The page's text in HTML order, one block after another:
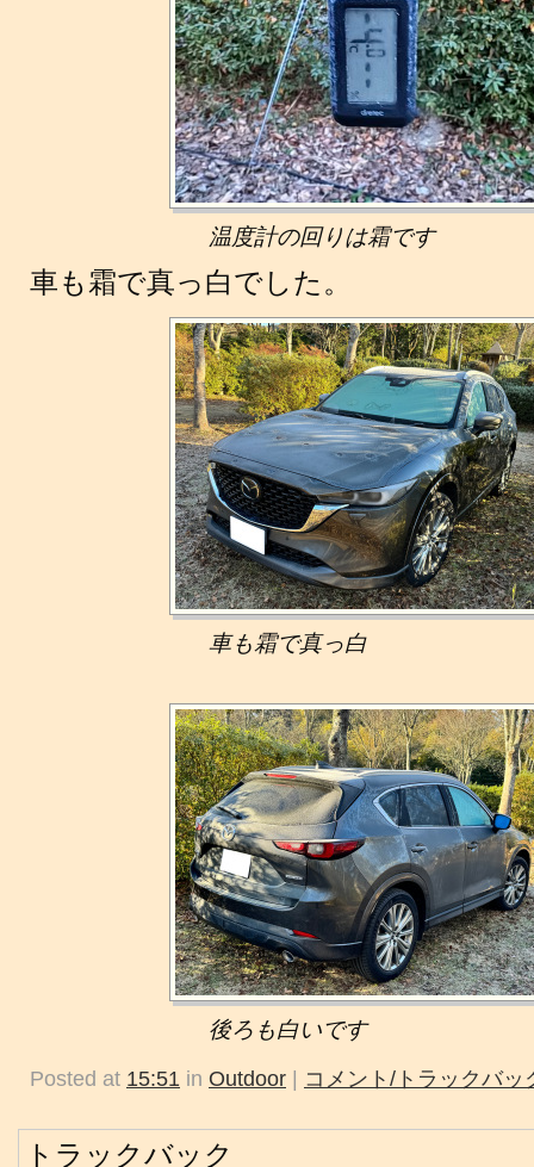
温度計の回りは霜です
車も霜で真っ白でした。
車も霜で真っ白
後ろも白いです
Posted at 15:51 in Outdoor | コメント/トラックバッ
トラックバック